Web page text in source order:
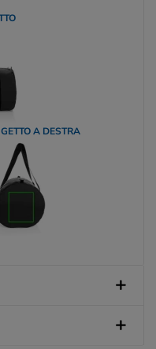
A DESTRA